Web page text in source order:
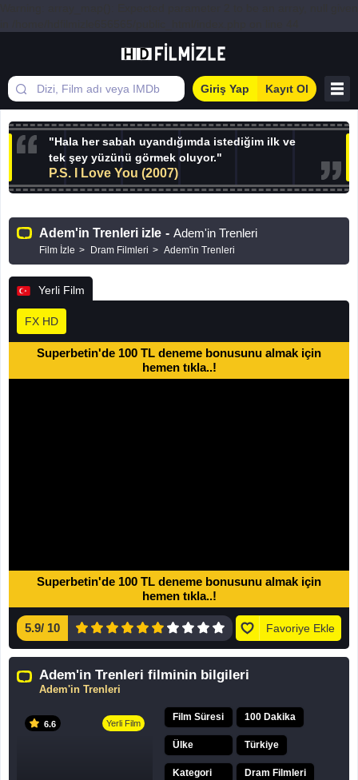
Giriş Yap Kayıt Ol
"Hala her sabah uyandığımda istediğim ilk ve
tek şey yüzünü görmek oluyor."
P.S. I Love You (2007)
Adem'in Trenleri izle - Adem'in Trenleri
Film İzle Dram Filmleri Adem'in Trenleri
Yerli Film
FX HD
Superbetin'de 100 TL deneme bonusunu almak için
hemen tıkla..!
Superbetin'de 100 TL deneme bonusunu almak için
hemen tıkla..!
5.9/ 10 Favoriye Ekle
Adem'in Trenleri filminin bilgileri
Adem'in Trenleri
6.6 Yerli Film
Film Süresi 100 Dakika
Ülke Türkiye
Kategori Dram Filmleri